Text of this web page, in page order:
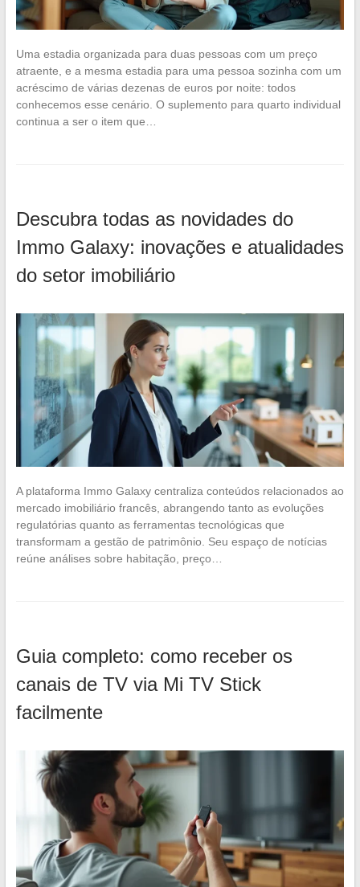
Uma estadia organizada para duas pessoas com um preço
atraente, e a mesma estadia para uma pessoa sozinha com um
acréscimo de várias dezenas de euros por noite: todos
conhecemos esse cenário. O suplemento para quarto individual
continua a ser o item que…
Descubra todas as novidades do
Immo Galaxy: inovações e atualidades
do setor imobiliário
A plataforma Immo Galaxy centraliza conteúdos relacionados ao
mercado imobiliário francês, abrangendo tanto as evoluções
regulatórias quanto as ferramentas tecnológicas que
transformam a gestão de patrimônio. Seu espaço de notícias
reúne análises sobre habitação, preço…
Guia completo: como receber os
canais de TV via Mi TV Stick
facilmente